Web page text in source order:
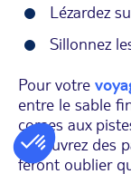
Lézardez
Sillonnez
Pour votre
entre le sable
corses aux
découvrez des
feront oublier